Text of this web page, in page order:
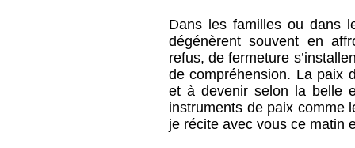
Dans les familles ou dans
dégénèrent souvent en
refus, de fermeture
de compréhension. La paix
et à devenir selon la belle
instruments de paix comme
je récite avec vous ce matin